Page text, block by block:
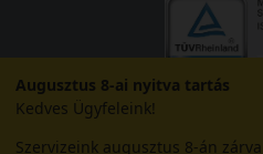
Augusztus 8-ai nyitva tartás
Kedves Ügyfeleink!
Szervizeink augusztus 8-án